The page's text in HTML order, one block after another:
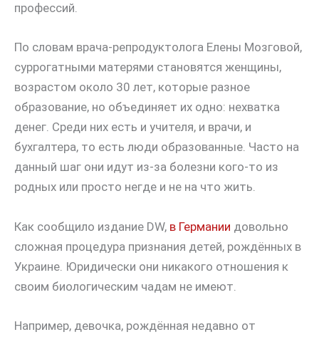
профессий.
По словам врача-репродуктолога Елены Мозговой,
суррогатными матерями становятся женщины,
возрастом около 30 лет, которые разное
образование, но объединяет их одно: нехватка
денег. Среди них есть и учителя, и врачи, и
бухгалтера, то есть люди образованные. Часто на
данный шаг они идут из-за болезни кого-то из
родных или просто негде и не на что жить.
Как сообщило издание DW, в Германии довольно
сложная процедура признания детей, рождённых в
Украине. Юридически они никакого отношения к
своим биологическим чадам не имеют.
Например, девочка, рождённая недавно от